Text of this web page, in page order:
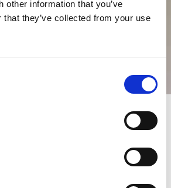
other information that you’ve
that they’ve collected from your use